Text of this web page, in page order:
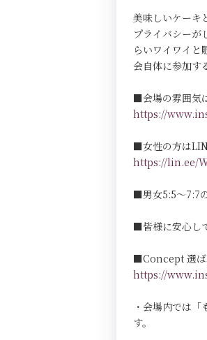
美味しいケーキ
プライバシーが
らいワイワイ
会自体に参加す
■会場の雰囲気
https://
■女性の方は
https://lin.ee/
■男女5:5～7:7
■皆様に安心し
■Concept 選
https://
・会場内では
す。